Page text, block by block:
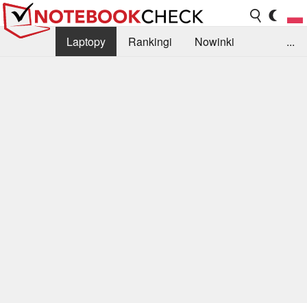
Laptopy Rankingi
Nowinki
...